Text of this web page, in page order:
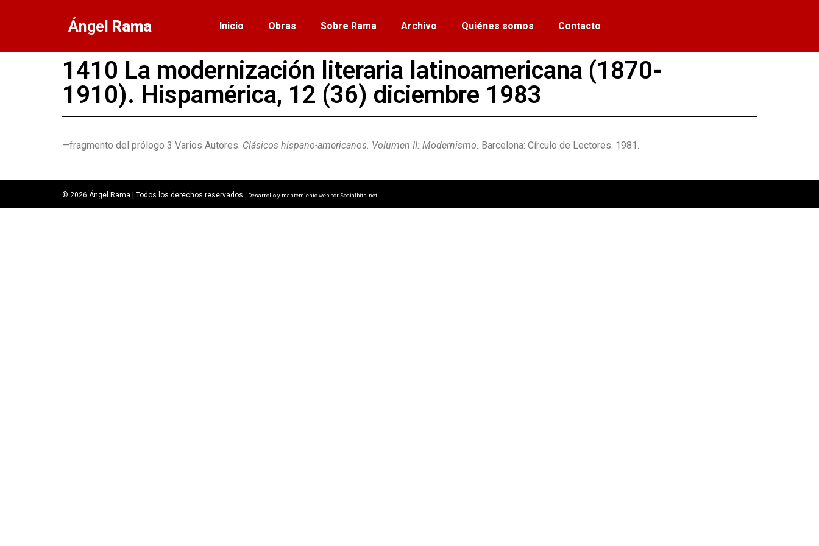
Ángel Rama Inicio Obras Sobre Rama Archivo Quiénes somos Contacto
1410 La modernización literaria latinoamericana (1870-
1910). Hispamérica, 12 (36) diciembre 1983
—fragmento del prólogo 3 Varios Autores. Clásicos hispano-americanos. Volumen II: Modernismo. Barcelona: Círculo de Lectores. 1981.
© 2026 Ángel Rama | Todos los derechos reservados | Desarrollo y mantemiento web por Socialbits.net